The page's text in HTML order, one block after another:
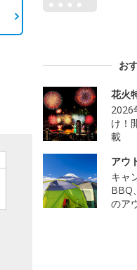
お
花火
2026
け！
載
アウ
キャ
BBQ
のア